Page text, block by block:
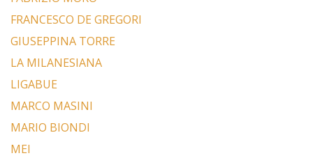
FRANCESCO DE GREGORI
GIUSEPPINA TORRE
LA MILANESIANA
LIGABUE
MARCO MASINI
MARIO BIONDI
MEI